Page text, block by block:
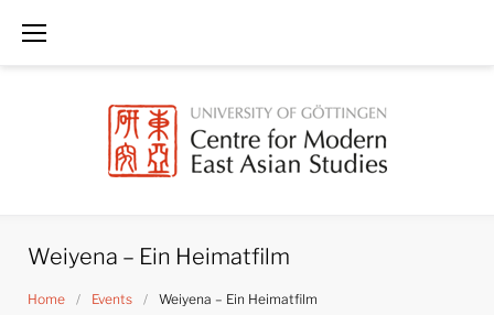
Weiyena – Ein Heimatfilm
Home / Events / Weiyena – Ein Heimatfilm